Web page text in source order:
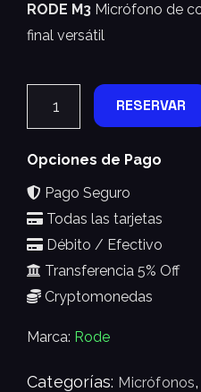
RODE M3 Micrófono de
final versátil
RESERVAR
Opciones de Pago
Pago Seguro
Todas las tarjetas
Débito / Efectivo
Transferencia 5% Off
Cryptomonedas
Marca: Rode
Categorías: Micrófonos,